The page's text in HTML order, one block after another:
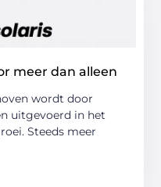
meer dan alleen
wordt door
uitgevoerd in het
Steeds meer